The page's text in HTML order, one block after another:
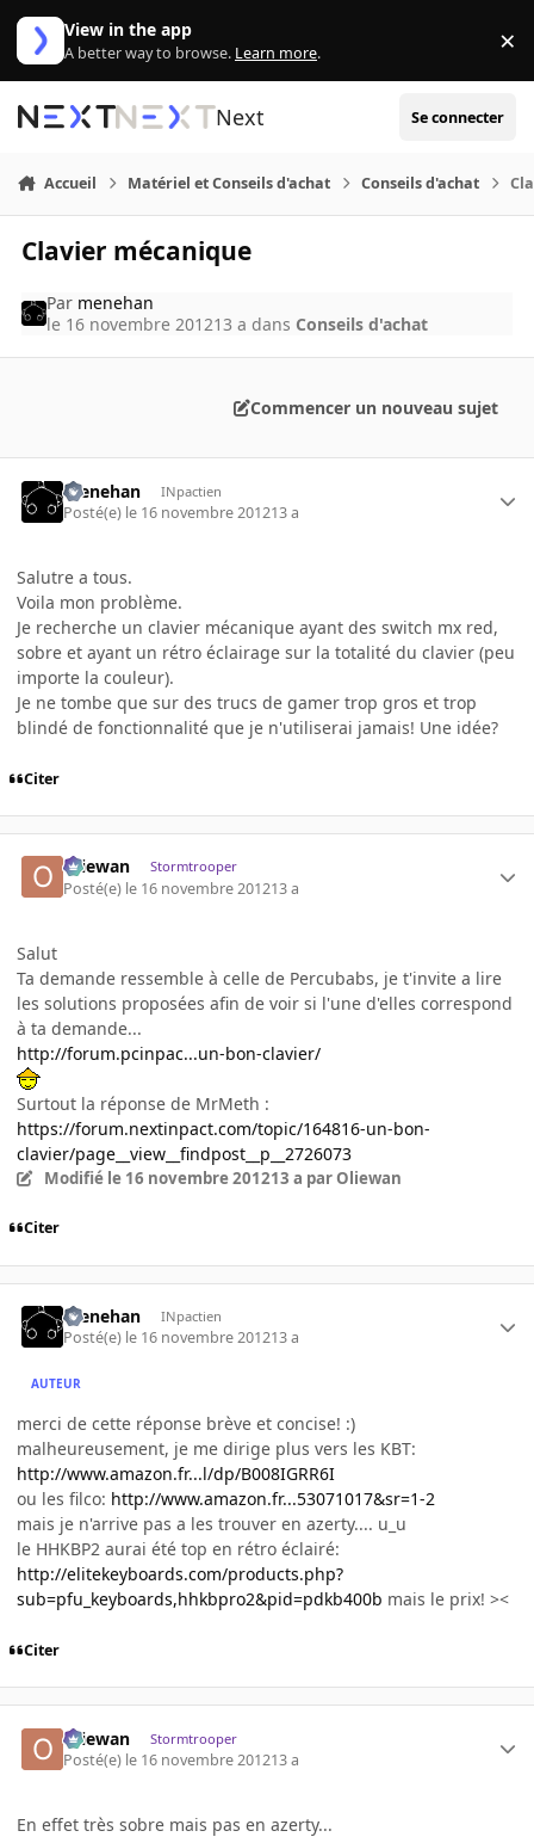
Aller au contenu
View in the app
A better way to browse. Learn more. ×
Next Se connecter
Accueil Matériel et Conseils d'achat Conseils d'achat
Clavier mécanique
Par menehan
le 16 novembre 201213 a dans Conseils d'achat
Commencer un nouveau sujet
menehan INpactien
Posté(e) le 16 novembre 201213 a
Salutre a tous.
Voila mon problème.
Je recherche un clavier mécanique ayant des switch mx red,
sobre et ayant un rétro éclairage sur la totalité du clavier (peu
importe la couleur).
Je ne tombe que sur des trucs de gamer trop gros et trop
blindé de fonctionnalité que je n'utiliserai jamais! Une idée?
Citer
Oliewan Stormtrooper
Posté(e) le 16 novembre 201213 a
Salut
Ta demande ressemble à celle de Percubabs, je t'invite a lire
les solutions proposées afin de voir si l'une d'elles correspond
à ta demande...
http://forum.pcinpac...un-bon-clavier/
Surtout la réponse de MrMeth :
https://forum.nextinpact.com/topic/164816-un-bon-
clavier/page__view__findpost__p__2726073
Modifié le 16 novembre 201213 a par Oliewan
Citer
menehan INpactien
Posté(e) le 16 novembre 201213 a
AUTEUR
merci de cette réponse brève et concise! :)
malheureusement, je me dirige plus vers les KBT:
http://www.amazon.fr...l/dp/B008IGRR6I
ou les filco: http://www.amazon.fr...53071017&sr=1-2
mais je n'arrive pas a les trouver en azerty.... u_u
le HHKBP2 aurai été top en rétro éclairé:
http://elitekeyboards.com/products.php?
sub=pfu_keyboards,hhkbpro2&pid=pdkb400b mais le prix! ><
Citer
Oliewan Stormtrooper
Posté(e) le 16 novembre 201213 a
En effet très sobre mais pas en azerty...